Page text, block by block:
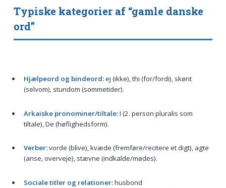
Typiske kategorier af “gamle danske
ord”
Hjælpeord og bindeord:ej (ikke), thi (for/fordi), skønt
(selvom), stundom (sommetider).
Arkaiske pronominer/tiltale:I (2. person pluralis som
tiltale), De (høflighedsform).
Verber:vorde (blive), kvæde (fremføre/recitere et digt), agte
(anse, overveje), stævne (indkalde/mødes).
Sociale titler og relationer:husbond